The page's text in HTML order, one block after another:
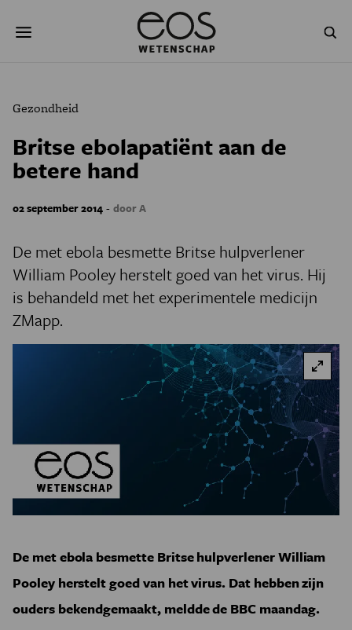
naar
NATUURWETENSCHAPPEN
PSYCHE & BREIN
PODCAST AGENDA
JONGE UITDAGERS
Gezondheid
Britse ebolapatiënt aan de
betere hand
02 september 2014 - door A
De met ebola besmette Britse hulpverlener
William Pooley herstelt goed van het virus. Hij
is behandeld met het experimentele medicijn
ZMapp.
De met ebola besmette Britse hulpverlener William
Pooley herstelt goed van het virus. Dat hebben zijn
ouders bekendgemaakt, meldde de BBC maandag.